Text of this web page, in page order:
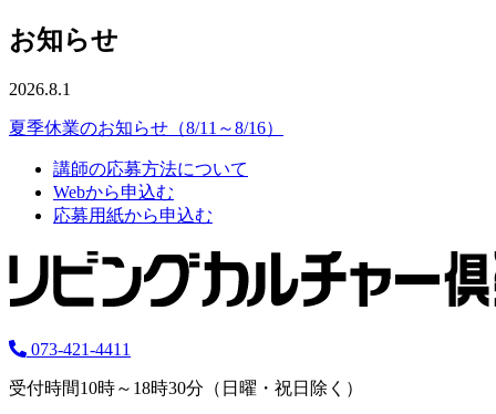
お知らせ
2026.8.1
夏季休業のお知らせ（8/11～8/16）
講師の応募方法について
Webから申込む
応募用紙から申込む
073-421-4411
受付時間10時～18時30分（日曜・祝日除く）